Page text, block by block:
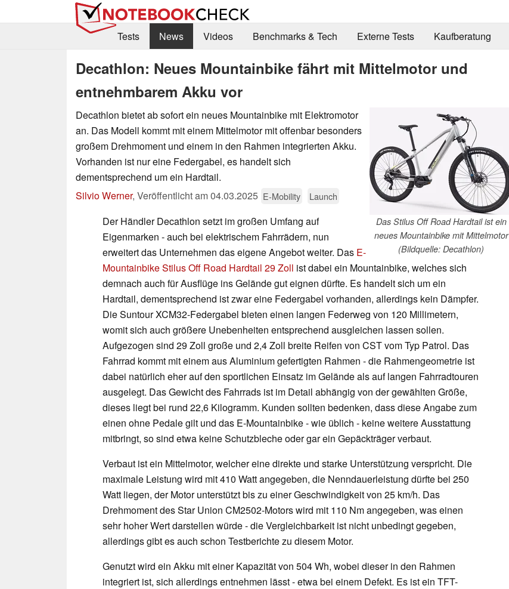
Tests
News Videos Benchmarks & Tech Externe Tests Kaufberatung
Decathlon: Neues Mountainbike fährt mit Mittelmotor und
entnehmbarem Akku vor
Das Stilus Off Road Hardtail ist ein
neues Mountainbike mit Mittelmotor
(Bildquelle: Decathlon)
Decathlon bietet ab sofort ein neues Mountainbike mit Elektromotor
an. Das Modell kommt mit einem Mittelmotor mit offenbar besonders
großem Drehmoment und einem in den Rahmen integrierten Akku.
Vorhanden ist nur eine Federgabel, es handelt sich
dementsprechend um ein Hardtail.
Silvio Werner, Veröffentlicht am04.03.2025 E-Mobility Launch
Der Händler Decathlon setzt im großen Umfang auf
Eigenmarken - auch bei elektrischem Fahrrädern, nun
erweitert das Unternehmen das eigene Angebot weiter. Das E-
Mountainbike Stilus Off Road Hardtail 29 Zoll ist dabei ein Mountainbike, welches sich
demnach auch für Ausflüge ins Gelände gut eignen dürfte. Es handelt sich um ein
Hardtail, dementsprechend ist zwar eine Federgabel vorhanden, allerdings kein Dämpfer.
Die Suntour XCM32-Federgabel bieten einen langen Federweg von 120 Millimetern,
womit sich auch größere Unebenheiten entsprechend ausgleichen lassen sollen.
Aufgezogen sind 29 Zoll große und 2,4 Zoll breite Reifen von CST vom Typ Patrol. Das
Fahrrad kommt mit einem aus Aluminium gefertigten Rahmen - die Rahmengeometrie ist
dabei natürlich eher auf den sportlichen Einsatz im Gelände als auf langen Fahrradtouren
ausgelegt. Das Gewicht des Fahrrads ist im Detail abhängig von der gewählten Größe,
dieses liegt bei rund 22,6 Kilogramm. Kunden sollten bedenken, dass diese Angabe zum
einen ohne Pedale gilt und das E-Mountainbike - wie üblich - keine weitere Ausstattung
mitbringt, so sind etwa keine Schutzbleche oder gar ein Gepäckträger verbaut.
Verbaut ist ein Mittelmotor, welcher eine direkte und starke Unterstützung verspricht. Die
maximale Leistung wird mit 410 Watt angegeben, die Nenndauerleistung dürfte bei 250
Watt liegen, der Motor unterstützt bis zu einer Geschwindigkeit von 25 km/h. Das
Drehmoment des Star Union CM2502-Motors wird mit 110 Nm angegeben, was einen
sehr hoher Wert darstellen würde - die Vergleichbarkeit ist nicht unbedingt gegeben,
allerdings gibt es auch schon Testberichte zu diesem Motor.
Genutzt wird ein Akku mit einer Kapazität von 504 Wh, wobei dieser in den Rahmen
integriert ist, sich allerdings entnehmen lässt - etwa bei einem Defekt. Es ist ein TFT-